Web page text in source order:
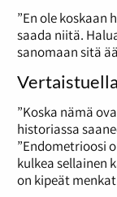
”En ole koskaan
saada niitä.
sanomaan sitä
”Koska nämä
historiassa
”Endometrioosi
kulkea sellainen
on kipeät